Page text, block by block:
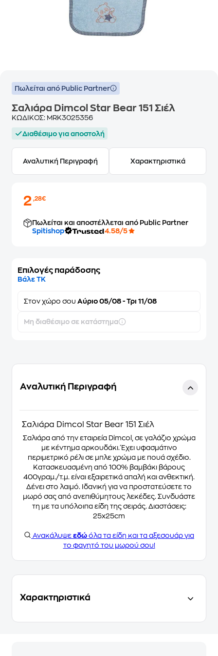
Πωλείται από Public Partner
Σαλιάρα Dimcol Star Bear 151 Σιέλ
ΚΩΔΙΚΟΣ: MRK3025356
Διαθέσιμο για αποστολή
Αναλυτική Περιγραφή Χαρακτηριστικά
2,28€
Πωλείται και αποστέλλεται από Public Partner
Spitishop
4.58/5
Επιλογές παράδοσης
Βάλε ΤΚ
Στον χώρο σου Αύριο 05/08 - Τρι 11/08
Μη διαθέσιμο σε κατάστημα
Αναλυτική Περιγραφή
Σαλιάρα Dimcol Star Bear 151 Σιέλ
Σαλιάρα από την εταιρεία Dimcol, σε γαλάζιο χρώμα
με κέντημα αρκουδάκι. Έχει υφασμάτινο
περιμετρικό ρέλι σε μπλε χρώμα με πουά σχέδιο.
Κατασκευασμένη από 100% βαμβάκι βάρους
400γραμ./τ.μ. είναι εξαιρετικά απαλή και ανθεκτική.
Δένει στο λαιμό. Ιδανική για να προστατεύσετε το
μωρό σας από ανεπιθύμητους λεκέδες. Συνδυάστε
τη με τα υπόλοιπα είδη της σειράς. Διαστάσεις:
25x25cm
Ανακάλυψε εδώ όλα τα είδη και τα αξεσουάρ για
το φαγητό του μωρού σου!
Χαρακτηριστικά